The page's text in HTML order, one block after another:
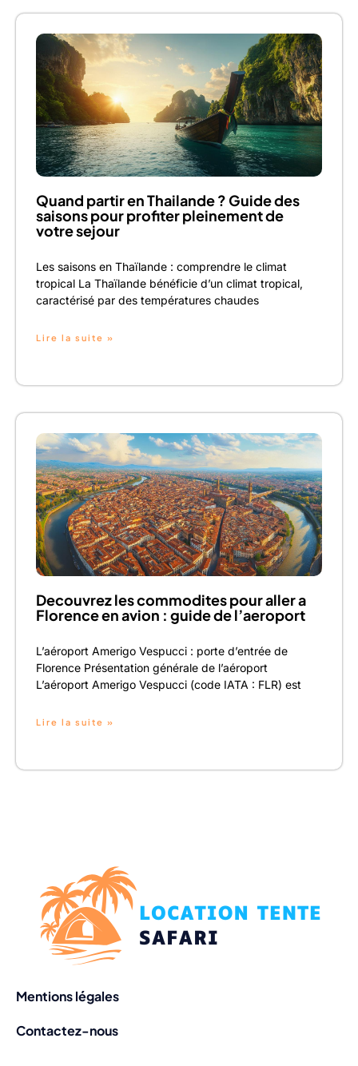
Quand partir en Thailande ? Guide des
saisons pour profiter pleinement de
votre sejour
Les saisons en Thaïlande : comprendre le climat
tropical La Thaïlande bénéficie d’un climat tropical,
caractérisé par des températures chaudes
Lire la suite »
Decouvrez les commodites pour aller a
Florence en avion : guide de l’aeroport
L’aéroport Amerigo Vespucci : porte d’entrée de
Florence Présentation générale de l’aéroport
L’aéroport Amerigo Vespucci (code IATA : FLR) est
Lire la suite »
Mentions légales
Contactez-nous